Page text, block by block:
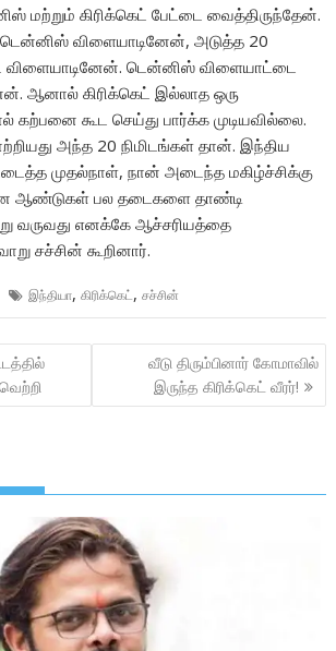
மற்றும் கிரிக்கெட் பேட்டை வைத்திருந்தேன்.
டென்னிஸ் விளையாடினேன், அடுத்த 20
விளையாடினேன். டென்னிஸ் விளையாட்டை
ஆனால் கிரிக்கெட் இல்லாத ஒரு
கூட செய்து பார்க்க முடியவில்லை.
அந்த 20 நிமிடங்கள் தான். இந்திய
முதல்நாள், நான் அடைந்த மகிழ்ச்சிக்கு
ஆண்டுகள் பல தடைகளை தாண்டி
வருவது எனக்கே ஆச்சரியத்தை
சச்சின் கூறினார்.
இந்தியா,கிரிக்கெட்,சச்சின்
வீடு திரும்பினார் கோமாவில்
இருந்த கிரிக்கெட் வீரர்!